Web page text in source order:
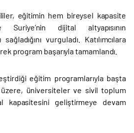
eğitimin hem bireysel kapasite
dijital altyapısının
vurguladı. Katılımcılara
program başarıyla tamamlandı.
eğitim programlarıyla başta
üzere, üniversiteler ve sivil toplum
kapasitesini geliştirmeye devam